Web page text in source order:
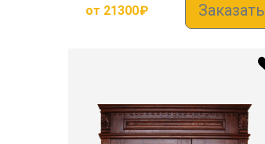
от 21300₽ Заказать